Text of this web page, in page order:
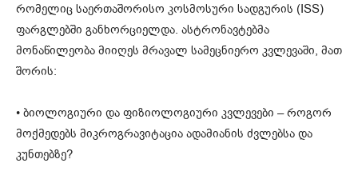
რომელიც საერთაშორისო კოსმოსური სადგურის (ISS)
ფარგლებში განხორციელდა. ასტრონავტებმა
მონაწილეობა მიიღეს მრავალ სამეცნიერო კვლევაში, მათ
შორის:
• ბიოლოგიური და ფიზიოლოგიური კვლევები – როგორ
მოქმედებს მიკროგრავიტაცია ადამიანის ძვლებსა და
კუნთებზე?